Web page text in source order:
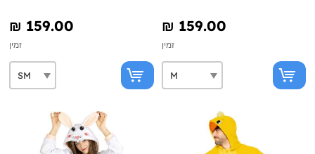
₪‎ 159.00
זמין
₪‎ 159.00
זמין